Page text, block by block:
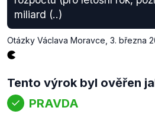
miliard (..)
Otázky Václava Moravce 3. března
Tento výrok byl ověřen
PRAVDA